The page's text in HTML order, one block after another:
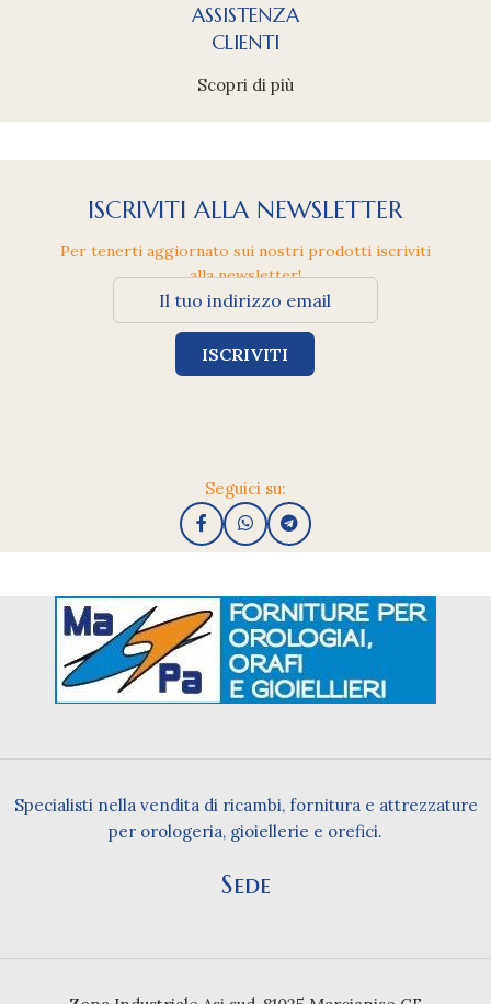
ASSISTENZA
CLIENTI
Scopri di più
ISCRIVITI ALLA NEWSLETTER
Per tenerti aggiornato sui nostri prodotti iscriviti
alla newsletter!
Seguici su:
Specialisti nella vendita di ricambi, fornitura e attrezzature
per orologeria, gioiellerie e orefici.
Sede